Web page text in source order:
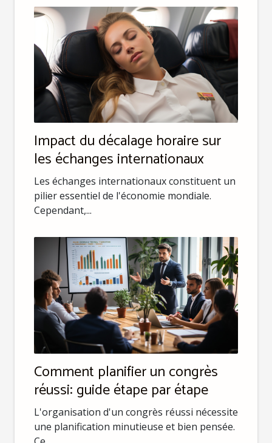
Impact du décalage horaire sur
les échanges internationaux
Les échanges internationaux constituent un
pilier essentiel de l'économie mondiale.
Cependant,...
Comment planifier un congrès
réussi: guide étape par étape
L'organisation d'un congrès réussi nécessite
une planification minutieuse et bien pensée.